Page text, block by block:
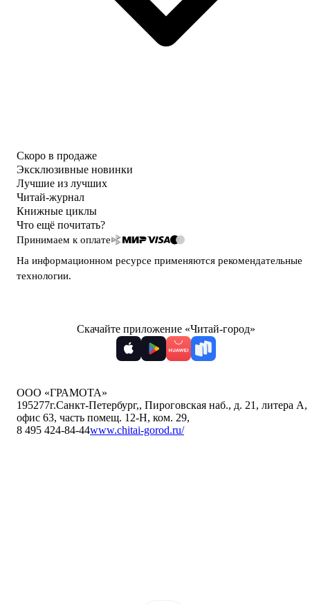
Скоро в продаже
Эксклюзивные новинки
Лучшие из лучших
Читай-журнал
Книжные циклы
Что ещё почитать?
Принимаем к оплате
На информационном ресурсе применяются рекомендательные
технологии.
Скачайте приложение «Читай-город»
ООО «ГРАМОТА»
195277г.Санкт-Петербург,, Пироговская наб., д. 21, литера А,
офис 63, часть помещ. 12-Н, ком. 29,
8 495 424-84-44www.chitai-gorod.ru/